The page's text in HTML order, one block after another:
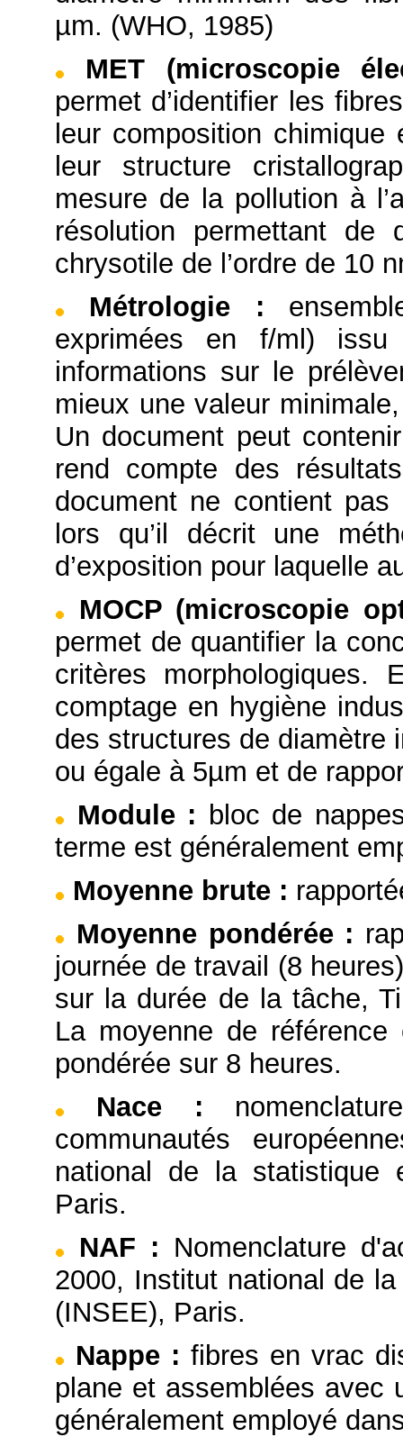
µm. (WHO, 1985)
MET (microscopie
permet d’identifier les
leur composition
leur structure
mesure de la pollution à
résolution permettant de
chrysotile de l’ordre de 10
Métrologie :
exprimées en f/ml) issu
informations sur le
mieux une valeur
Un document peut
rend compte des
document ne contient
lors qu’il décrit une
d’exposition pour laquelle
MOCP (microscopie
permet de quantifier la
critères
comptage en hygiène
des structures de diamètre
ou égale à 5µm et de
Module: bloc de
terme est généralement
Moyenne brute :
Moyenne pondérée :
journée de travail (8
sur la durée de la tâche,
La moyenne de
pondérée sur 8 heures.
Nace :
communautés
national de la statistique
Paris.
NAF : Nomenclature
2000, Institut national de
(INSEE), Paris.
Nappe : fibres en vrac
plane et assemblées avec
généralement employé